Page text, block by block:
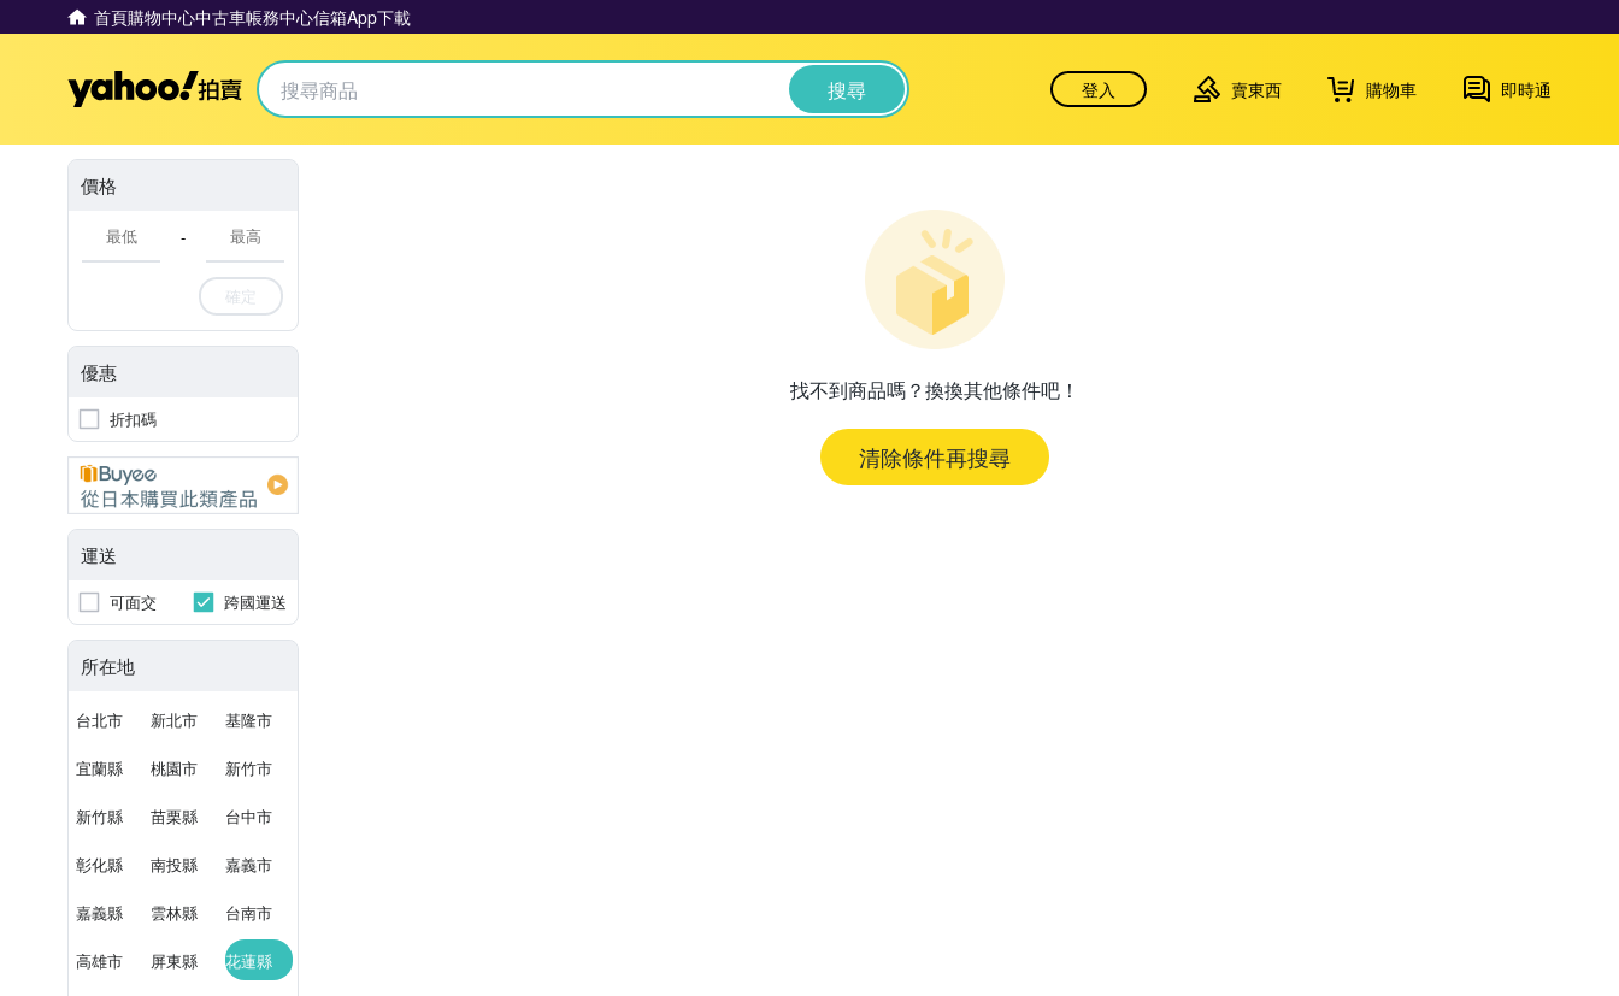
首頁購物中心中古車帳務中心信箱App下載
Yahoo拍賣 搜尋 登入 賣東西 購物車 即時通
價格
-
確定
優惠
折扣碼
運送
可面交 跨國運送
所在地
台北市 新北市 基隆市
宜蘭縣 桃園市 新竹市
新竹縣 苗栗縣 台中市
彰化縣 南投縣 嘉義市
嘉義縣 雲林縣 台南市
高雄市 屏東縣 花蓮縣
找不到商品嗎？換換其他條件吧！
清除條件再搜尋